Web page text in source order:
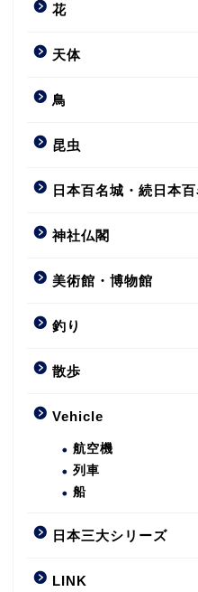
花
天体
鳥
昆虫
日本百名城・続日本
神社仏閣
美術館・博物館
釣り
散歩
Vehicle
航空機
列車
船
日本三大シリーズ
LINK